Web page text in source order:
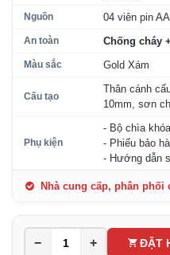
Nguồn 04 viên pin AA
An toàn Chống cháy
Màu sắc Gold Xám
Cấu tạo
Thân cánh
10mm, sơn
Phụ kiện
- Bộ chìa
- Phiếu bảo
- Hướng dẫn
Nhà cung cấp, phân phối
− + ĐẶT